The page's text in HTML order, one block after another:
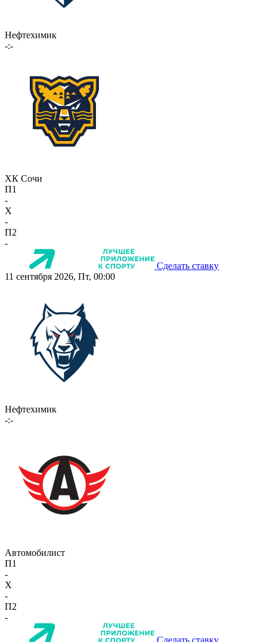
Нефтехимик
-:-
ХК Сочи
П1
-
X
-
П2
-
Сделать ставку
11 сентября 2026, Пт, 00:00
Нефтехимик
-:-
Автомобилист
П1
-
X
-
П2
-
Сделать ставку